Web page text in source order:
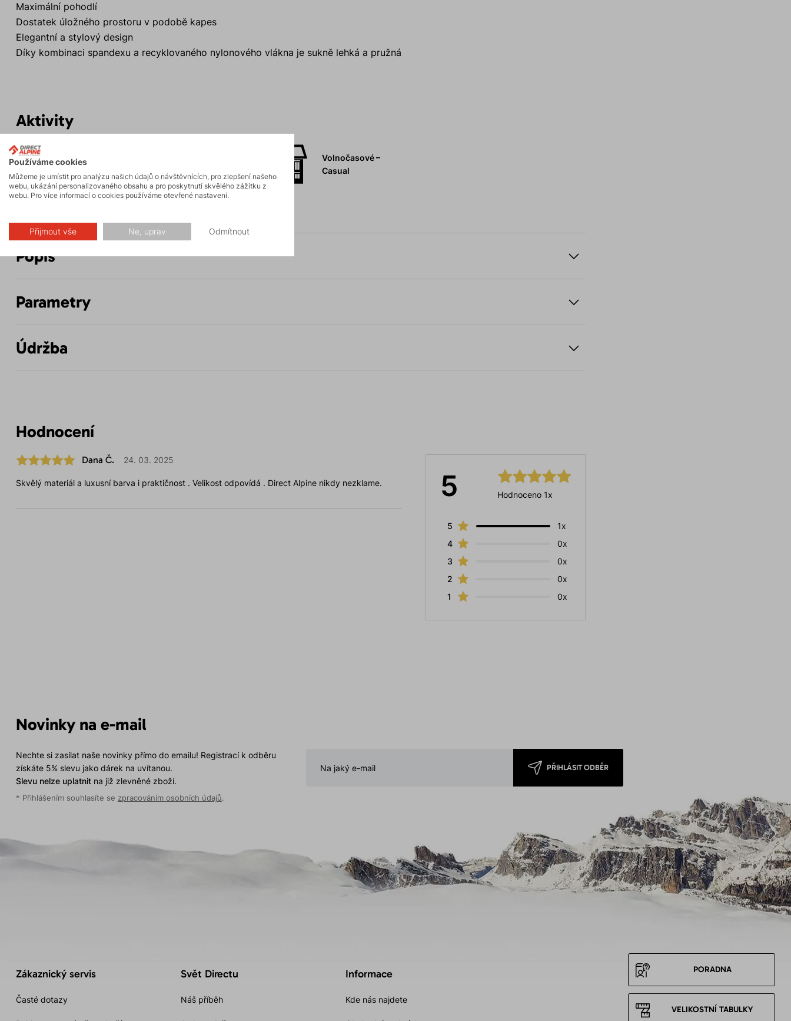
Maximální pohodlí
Dostatek úložného prostoru v podobě kapes
Elegantní a stylový design
Díky kombinaci spandexu a recyklovaného nylonového vlákna je sukně lehká a pružná
Aktivity
Turistika
Volnočasové –
Casual
Popis
Parametry
Údržba
Hodnocení
5 Hodnoceno 1x
5
1x
4
0x
3
0x
2
0x
1
0x
Dana Č. 24. 03. 2025
Skvělý materiál a luxusní barva i praktičnost . Velikost odpovídá . Direct Alpine nikdy nezklame.
Novinky na e-mail
Nechte si zasílat naše novinky přímo do emailu! Registrací k odběru
získáte 5% slevu jako dárek na uvítanou.
Slevu nelze uplatnitna již zlevněné zboží.
* Přihlášením souhlasíte se zpracováním osobních údajů.
PŘIHLÁSIT ODBĚR
Zákaznický servis
Časté dotazy
Svět Directu
Náš příběh
Informace
Kde nás najdete
PORADNA
VELIKOSTNÍ TABULKY
Používáme cookies
Můžeme je umístit pro analýzu našich údajů o návštěvnících, pro zlepšení našeho
webu, ukázání personalizovaného obsahu a pro poskytnutí skvělého zážitku z
webu. Pro více informací o cookies používáme otevřené nastavení.
Přijmout vše Ne, uprav Odmítnout